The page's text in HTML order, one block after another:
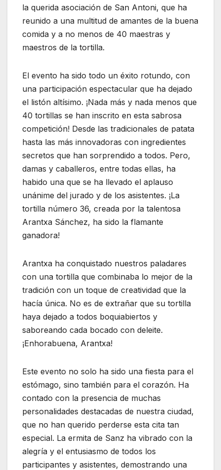
la querida asociación de San Antoni, que ha
reunido a una multitud de amantes de la buena
comida y a no menos de 40 maestras y
maestros de la tortilla.
El evento ha sido todo un éxito rotundo, con
una participación espectacular que ha dejado
el listón altísimo. ¡Nada más y nada menos que
40 tortillas se han inscrito en esta sabrosa
competición! Desde las tradicionales de patata
hasta las más innovadoras con ingredientes
secretos que han sorprendido a todos. Pero,
damas y caballeros, entre todas ellas, ha
habido una que se ha llevado el aplauso
unánime del jurado y de los asistentes. ¡La
tortilla número 36, creada por la talentosa
Arantxa Sánchez, ha sido la flamante
ganadora!
Arantxa ha conquistado nuestros paladares
con una tortilla que combinaba lo mejor de la
tradición con un toque de creatividad que la
hacía única. No es de extrañar que su tortilla
haya dejado a todos boquiabiertos y
saboreando cada bocado con deleite.
¡Enhorabuena, Arantxa!
Este evento no solo ha sido una fiesta para el
estómago, sino también para el corazón. Ha
contado con la presencia de muchas
personalidades destacadas de nuestra ciudad,
que no han querido perderse esta cita tan
especial. La ermita de Sanz ha vibrado con la
alegría y el entusiasmo de todos los
participantes y asistentes, demostrando una